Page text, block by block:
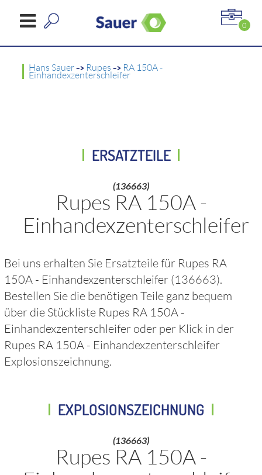
0
Hans Sauer-> Rupes -> RA 150A -
Einhandexzenterschleifer
ERSATZTEILE
(136663)
Rupes RA 150A -
Einhandexzenterschleifer
Bei uns erhalten Sie Ersatzteile für Rupes RA
150A - Einhandexzenterschleifer (136663).
Bestellen Sie die benötigen Teile ganz bequem
über die Stückliste Rupes RA 150A -
Einhandexzenterschleifer oder per Klick in der
Rupes RA 150A - Einhandexzenterschleifer
Explosionszeichnung.
EXPLOSIONSZEICHNUNG
(136663)
Rupes RA 150A -